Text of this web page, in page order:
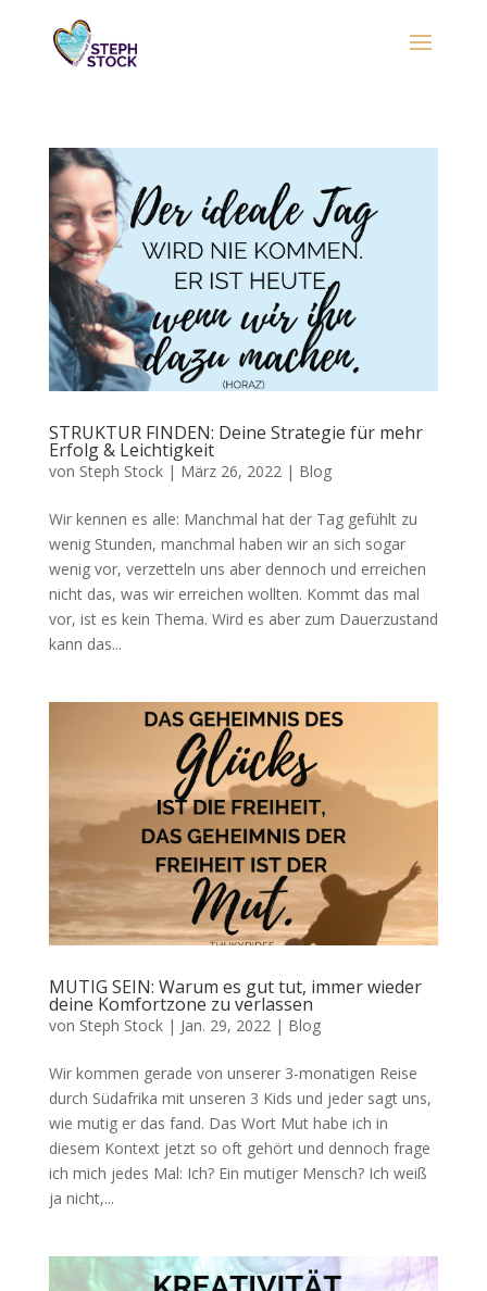
STRUKTUR FINDEN: Deine Strategie für mehr
Erfolg & Leichtigkeit
von Steph Stock| März 26, 2022| Blog
Wir kennen es alle: Manchmal hat der Tag gefühlt zu
wenig Stunden, manchmal haben wir an sich sogar
wenig vor, verzetteln uns aber dennoch und erreichen
nicht das, was wir erreichen wollten. Kommt das mal
vor, ist es kein Thema. Wird es aber zum Dauerzustand
kann das...
MUTIG SEIN: Warum es gut tut, immer wieder
deine Komfortzone zu verlassen
von Steph Stock| Jan. 29, 2022| Blog
Wir kommen gerade von unserer 3-monatigen Reise
durch Südafrika mit unseren 3 Kids und jeder sagt uns,
wie mutig er das fand. Das Wort Mut habe ich in
diesem Kontext jetzt so oft gehört und dennoch frage
ich mich jedes Mal: Ich? Ein mutiger Mensch? Ich weiß
ja nicht,...